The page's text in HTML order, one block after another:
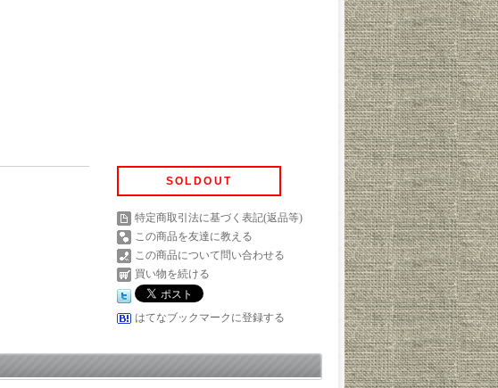
SOLDOUT
特定商取引法に基づく表記(返品等)
この商品を友達に教える
この商品について問い合わせる
買い物を続ける
はてなブックマークに登録する